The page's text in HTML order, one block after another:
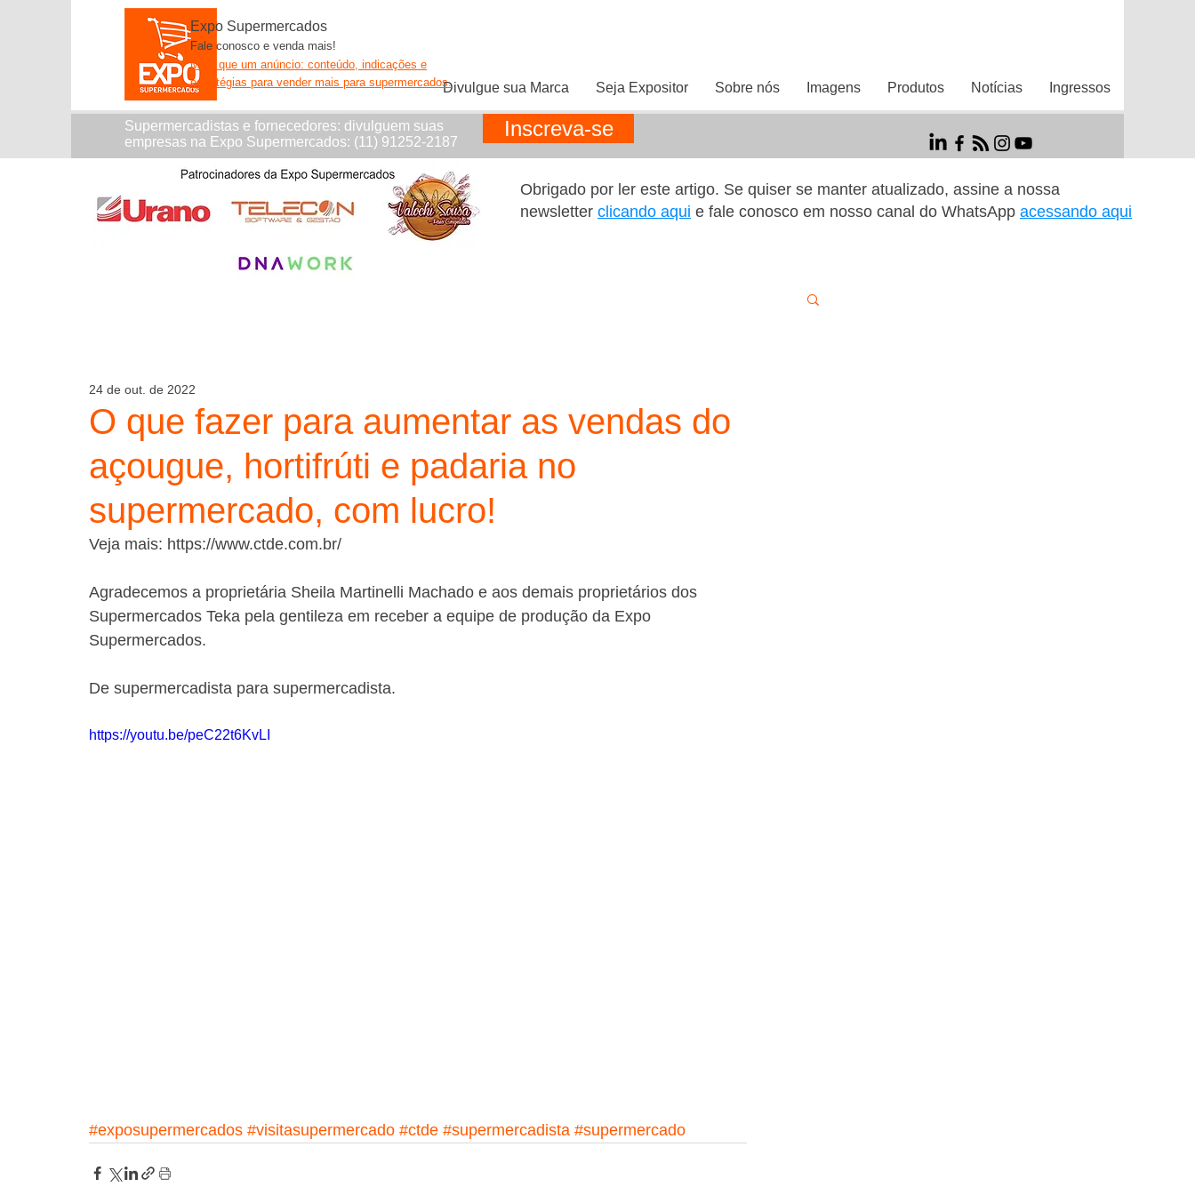
Divulgue sua Marca Seja Expositor Sobre nós Imagens Produtos Notícias Ingressos
Expo Supermercados
Fale conosco e venda mais!
Mais que um anúncio: conteúdo, indicações e
estratégias para vender mais para supermercados.
Supermercadistas e fornecedores: divulguem suas
empresas na Expo Supermercados: (11) 91252-2187
Inscreva-se
Obrigado por ler este artigo. Se quiser se manter atualizado, assine a nossa
newsletter clicando aqui e fale conosco em nosso canal do WhatsApp acessando aqui
O que fazer para aumentar as vendas do
açougue, hortifrúti e padaria no
supermercado, com lucro!
24 de out. de 2022
Veja mais: https://www.ctde.com.br/
Agradecemos a proprietária Sheila Martinelli Machado e aos demais proprietários dos
Supermercados Teka pela gentileza em receber a equipe de produção da Expo
Supermercados.
De supermercadista para supermercadista.
https://youtu.be/peC22t6KvLI
#exposupermercados #visitasupermercado #ctde #supermercadista #supermercado